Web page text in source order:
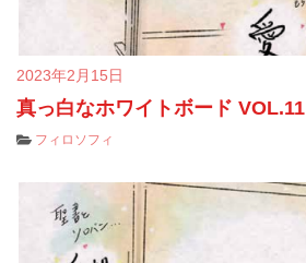
2023年2月15日
真っ白なホワイトボード VOL.11
フィロソフィ